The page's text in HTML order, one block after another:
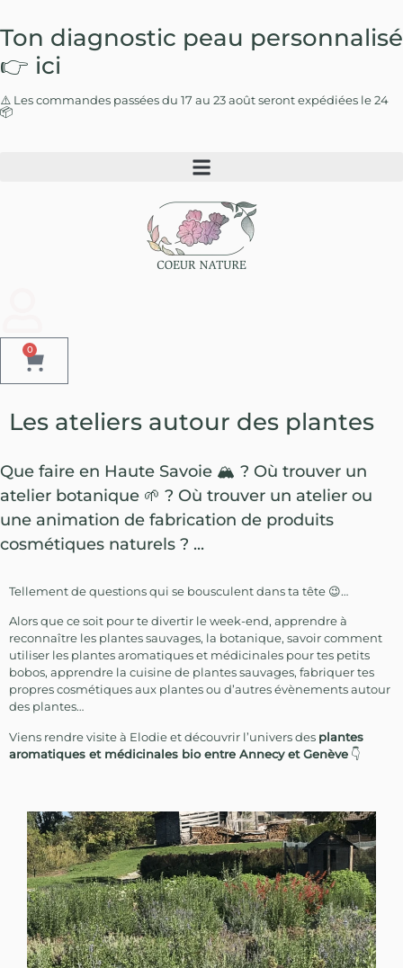
Ton diagnostic peau personnalisé
👉 ici
⚠️ Les commandes passées du 17 au 23 août seront expédiées le 24
📦
0
Les ateliers autour des plantes
Que faire en Haute Savoie 🏔️ ? Où trouver un
atelier botanique 🌱 ? Où trouver un atelier ou
une animation de fabrication de produits
cosmétiques naturels ? ...
Tellement de questions qui se bousculent dans ta tête 😉…
Alors que ce soit pour te divertir le week-end, apprendre à
reconnaître les plantes sauvages, la botanique, savoir comment
utiliser les plantes aromatiques et médicinales pour tes petits
bobos, apprendre la cuisine de plantes sauvages, fabriquer tes
propres cosmétiques aux plantes ou d’autres évènements autour
des plantes…
Viens rendre visite à Elodie et découvrir l’univers des plantes
aromatiques et médicinales bio entre Annecy et Genève 👇